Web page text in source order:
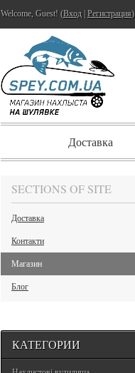
Welcome, Guest! (Вход Регистрация)
Доставка
SECTIONS OF SITE
Доставка
Контакти
Магазин
Блог
КАТЕГОРИИ